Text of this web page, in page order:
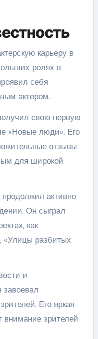
карьеру в
ролях в
себя
актером.
свою первую
«Новые люди». Его
отзывы
для широкой
активно
Он сыграл
как
«Улицы разбитых
и
Его яркая
внимание зрителей